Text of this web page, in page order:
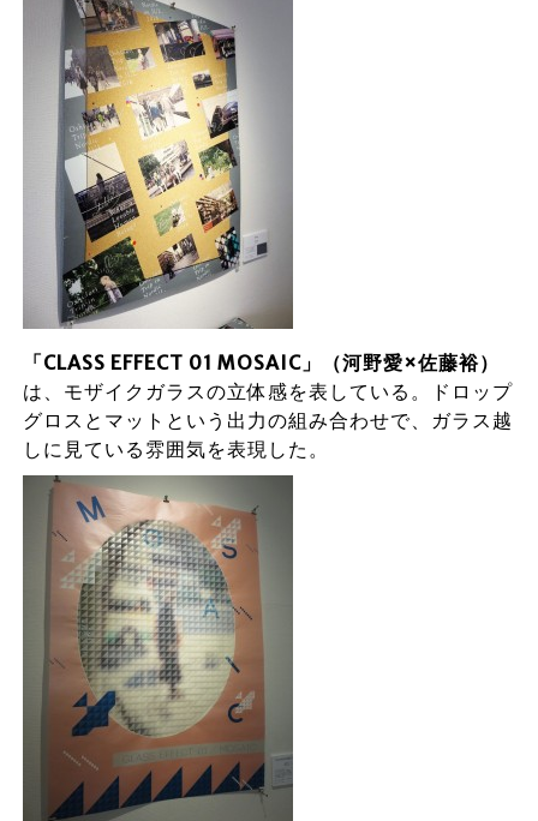
「CLASS EFFECT 01 MOSAIC」（河野愛×佐藤裕）
は、モザイクガラスの立体感を表している。ドロップ
グロスとマットという出力の組み合わせで、ガラス越
しに見ている雰囲気を表現した。